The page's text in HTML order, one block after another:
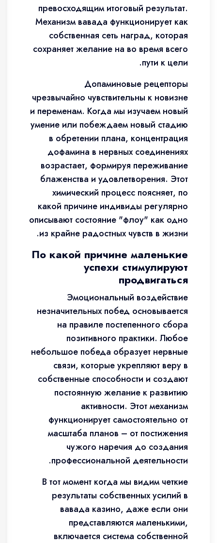
превосходящим итоговый результат.
Механизм вавада функционирует как
собственная сеть наград, которая
сохраняет желание на во время всего
пути к цели.
Допаминовые рецепторы
чрезвычайно чувствительны к новизне
и переменам. Когда мы изучаем новый
умение или побеждаем новый стадию
в обретении плана, концентрация
дофамина в нервных соединениях
возрастает, формируя переживание
блаженства и удовлетворения. Этот
химический процесс поясняет, по
какой причине индивиды регулярно
описывают состояние "флоу" как одно
из крайне радостных чувств в жизни.
По какой причине маленькие
успехи стимулируют
продвигаться
Эмоциональный воздействие
незначительных побед основывается
на правиле постепенного сбора
позитивного практики. Любое
небольшое победа образует нервные
связи, которые укрепляют веру в
собственные способности и создают
постоянную желание к развитию
активности. Этот механизм
функционирует самостоятельно от
масштаба планов – от постижения
чужого наречия до создания
профессиональной деятельности.
В тот момент когда мы видим четкие
результаты собственных усилий в
вавада казино, даже если они
представляются маленькими,
включается система собственной